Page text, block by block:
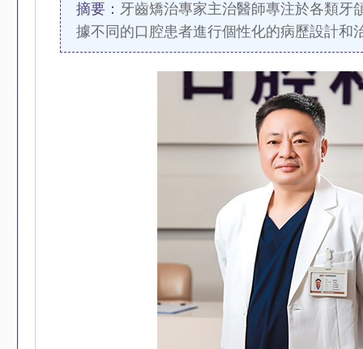
摘要： 牙齒矯治專家主治醫師專注於各類牙
據不同的口腔患者進行個性化的病歷設計和